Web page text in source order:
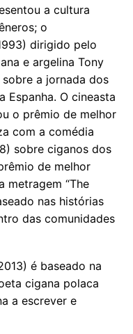
a cultura
o
dirigido pelo
e argelina Tony
a jornada dos
Espanha. O cineasta
o prêmio de melhor
com a comédia
sobre ciganos dos
de melhor
metragem “The
nas histórias
das comunidades
é baseado na
cigana polaca
a escrever e